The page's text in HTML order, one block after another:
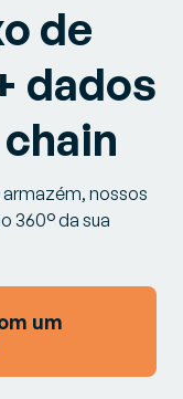
de
dados
nossos
360° da sua
um